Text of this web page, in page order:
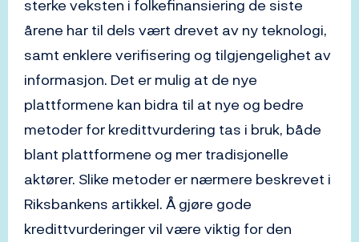
sterke veksten i folkefinansiering de siste
årene har til dels vært drevet av ny teknologi,
samt enklere verifisering og tilgjengelighet av
informasjon. Det er mulig at de nye
plattformene kan bidra til at nye og bedre
metoder for kredittvurdering tas i bruk, både
blant plattformene og mer tradisjonelle
aktører. Slike metoder er nærmere beskrevet i
Riksbankens artikkel. Å gjøre gode
kredittvurderinger vil være viktig for den